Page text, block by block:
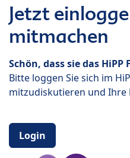
Jetzt
mitmachen
Schön, dass sie das
Bitte loggen Sie sich im
mitzudiskutieren und Ihre
Login